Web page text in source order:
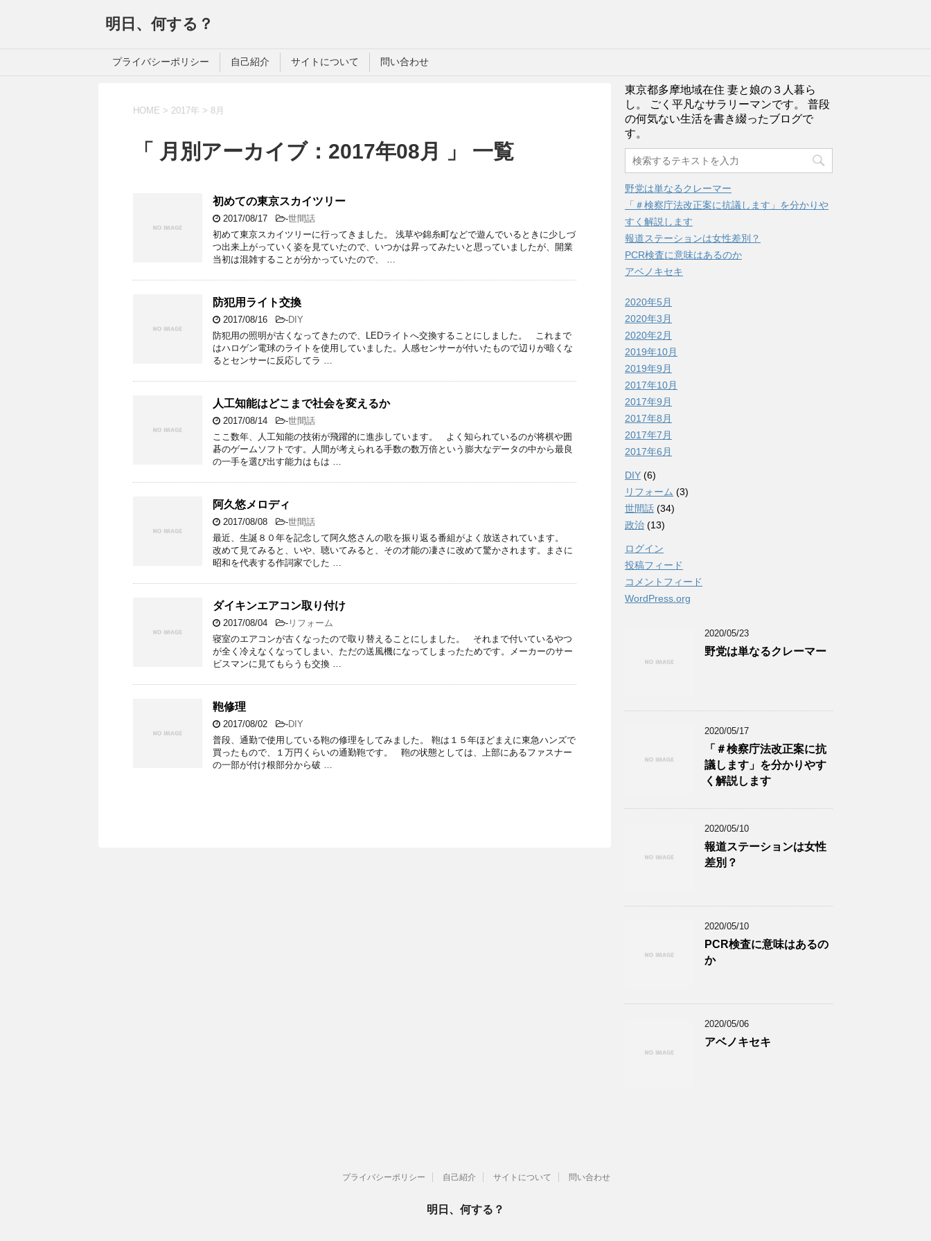
明日、何する？
プライバシーポリシー 自己紹介 サイトについて 問い合わせ
HOME > 2017年 > 8月
「 月別アーカイブ：2017年08月 」 一覧
初めての東京スカイツリー
2017/08/17 -世間話
初めて東京スカイツリーに行ってきました。 浅草や錦糸町などで遊んでいるときに少しづ
つ出来上がっていく姿を見ていたので、いつかは昇ってみたいと思っていましたが、開業
当初は混雑することが分かっていたので、 …
防犯用ライト交換
2017/08/16 -DIY
防犯用の照明が古くなってきたので、LEDライトへ交換することにしました。 これまで
はハロゲン電球のライトを使用していました。人感センサーが付いたもので辺りが暗くな
るとセンサーに反応してラ …
人工知能はどこまで社会を変えるか
2017/08/14 -世間話
ここ数年、人工知能の技術が飛躍的に進歩しています。 よく知られているのが将棋や囲
碁のゲームソフトです。人間が考えられる手数の数万倍という膨大なデータの中から最良
の一手を選び出す能力はもは …
阿久悠メロディ
2017/08/08 -世間話
最近、生誕８０年を記念して阿久悠さんの歌を振り返る番組がよく放送されています。
改めて見てみると、いや、聴いてみると、その才能の凄さに改めて驚かされます。まさに
昭和を代表する作詞家でした …
ダイキンエアコン取り付け
2017/08/04 - リフォーム
寝室のエアコンが古くなったので取り替えることにしました。 それまで付いているやつ
が全く冷えなくなってしまい、ただの送風機になってしまったためです。メーカーのサー
ビスマンに見てもらうも交換 …
鞄修理
2017/08/02 -DIY
普段、通勤で使用している鞄の修理をしてみました。 鞄は１５年ほどまえに東急ハンズで
買ったもので、１万円くらいの通勤鞄です。 鞄の状態としては、上部にあるファスナー
の一部が付け根部分から破 …
東京都多摩地域在住 妻と娘の３人暮ら
し。 ごく平凡なサラリーマンです。 普段
の何気ない生活を書き綴ったブログで
す。
野党は単なるクレーマー
「＃検察庁法改正案に抗議します」を分かりや
すく解説します
報道ステーションは女性差別？
PCR検査に意味はあるのか
アベノキセキ
2020年5月
2020年3月
2020年2月
2019年10月
2019年9月
2017年10月
2017年9月
2017年8月
2017年7月
2017年6月
DIY (6)
リフォーム (3)
世間話 (34)
政治 (13)
ログイン
投稿フィード
コメントフィード
WordPress.org
2020/05/23
野党は単なるクレーマー
2020/05/17
「＃検察庁法改正案に抗
議します」を分かりやす
く解説します
2020/05/10
報道ステーションは女性
差別？
2020/05/10
PCR検査に意味はあるの
か
2020/05/06
アベノキセキ
プライバシーポリシー 自己紹介 サイトについて 問い合わせ
明日、何する？